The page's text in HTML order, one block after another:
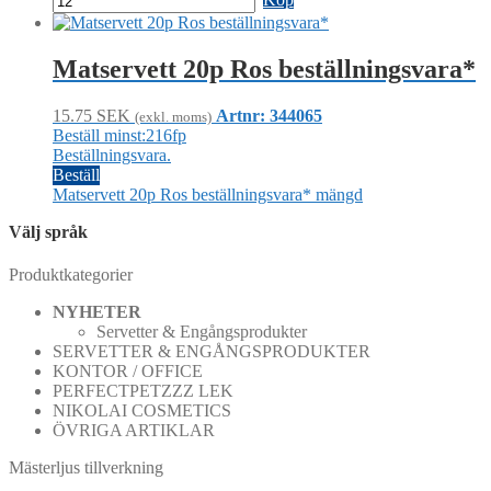
Matservett 20p Ros beställningsvara*
15.75 SEK (exkl. moms) Artnr: 344065
Beställ minst:216fp
Beställningsvara.
Beställ
Matservett 20p Ros beställningsvara* mängd
Välj språk
Produktkategorier
NYHETER
Servetter & Engångsprodukter
SERVETTER & ENGÅNGSPRODUKTER
KONTOR / OFFICE
PERFECTPETZZZ LEK
NIKOLAI COSMETICS
ÖVRIGA ARTIKLAR
Mästerljus tillverkning